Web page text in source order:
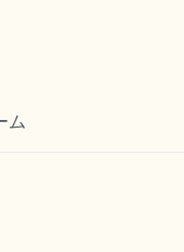
ム